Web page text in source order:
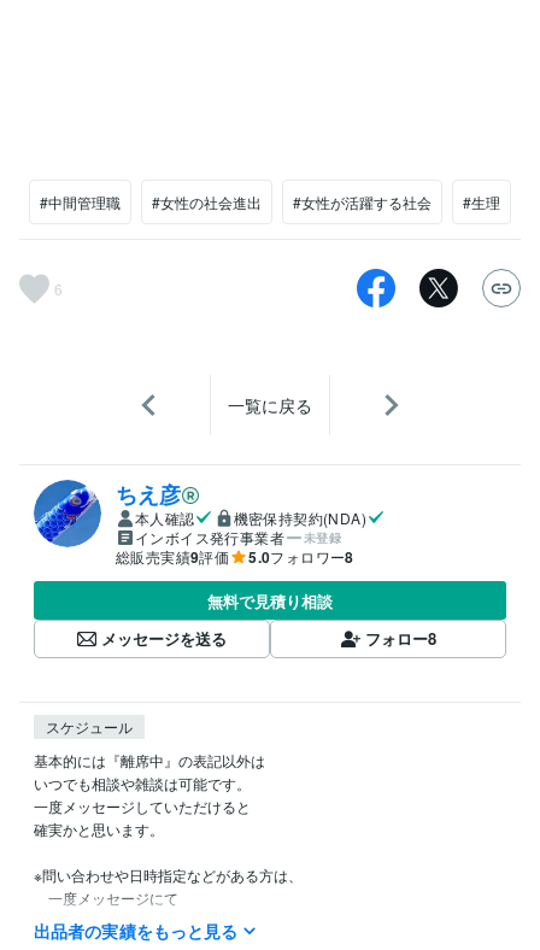
#中間管理職 #女性の社会進出 #女性が活躍する社会 #生理
6
一覧に戻る
ちえ彦
本人確認
機密保持契約(NDA)
インボイス発行事業者
未登録
総販売実績9評価 5.0フォロワー8
無料で見積り相談
メッセージを送る
フォロー8
スケジュール
基本的には『離席中』の表記以外は
いつでも相談や雑談は可能です。
一度メッセージしていただけると
確実かと思います。
※問い合わせや日時指定などがある方は、
一度メッセージにて
出品者の実績をもっと見る